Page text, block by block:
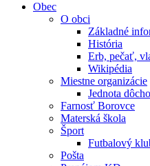
Obec
O obci
Základné
História
Erb, pečať,
Wikipédia
Miestne organizácie
Jednota
Farnosť Borovce
Materská škola
Šport
Futbalový
Pošta